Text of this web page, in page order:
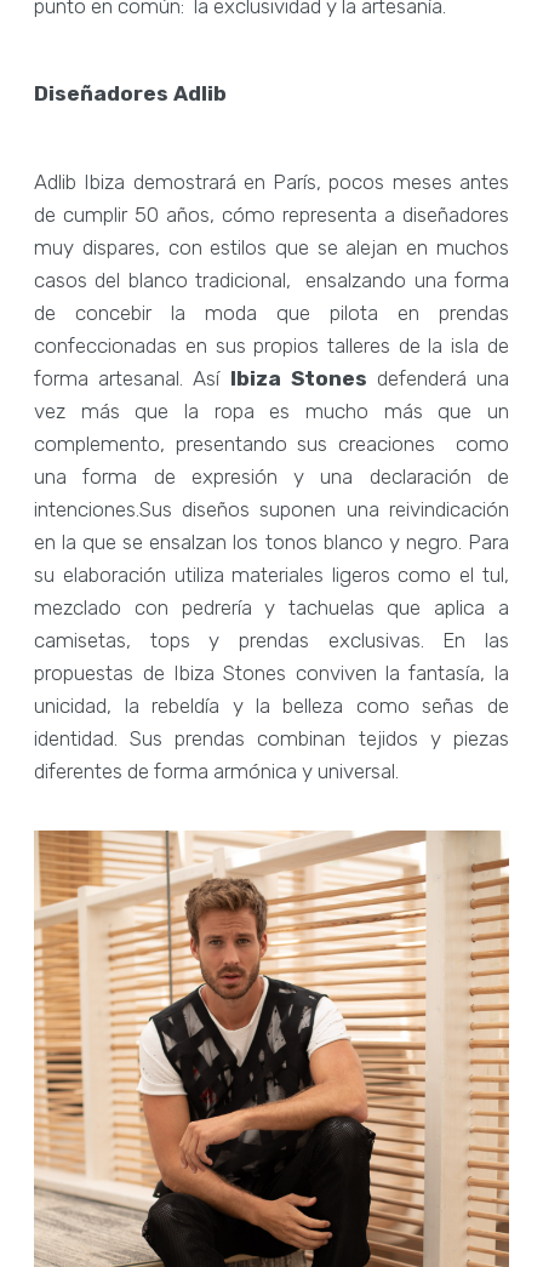
punto en común: la exclusividad y la artesanía.
Diseñadores Adlib
Adlib Ibiza demostrará en París, pocos meses antes
de cumplir 50 años, cómo representa a diseñadores
muy dispares, con estilos que se alejan en muchos
casos del blanco tradicional, ensalzando una forma
de concebir la moda que pilota en prendas
confeccionadas en sus propios talleres de la isla de
forma artesanal. AsíIbiza Stones defenderá una
vez más que la ropa es mucho más que un
complemento, presentando sus creaciones como
una forma de expresión y una declaración de
intenciones.Sus diseños suponen una reivindicación
en la que se ensalzan los tonos blanco y negro. Para
su elaboración utiliza materiales ligeros como el tul,
mezclado con pedrería y tachuelas que aplica a
camisetas, tops y prendas exclusivas. En las
propuestas de Ibiza Stones conviven la fantasía, la
unicidad, la rebeldía y la belleza como señas de
identidad. Sus prendas combinan tejidos y piezas
diferentes de forma armónica y universal.